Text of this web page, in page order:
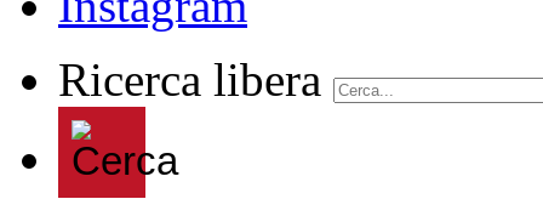
Ricerca libera